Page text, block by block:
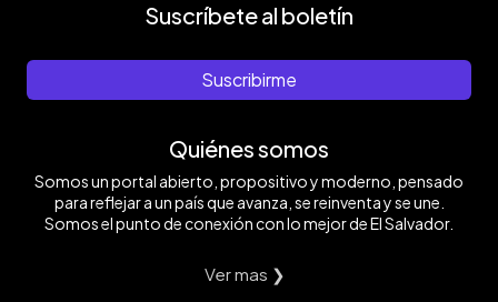
Suscríbete al boletín
Suscribirme
Quiénes somos
Somos un portal abierto, propositivo y moderno, pensado
para reflejar a un país que avanza, se reinventa y se une.
Somos el punto de conexión con lo mejor de El Salvador.
Ver mas ❯